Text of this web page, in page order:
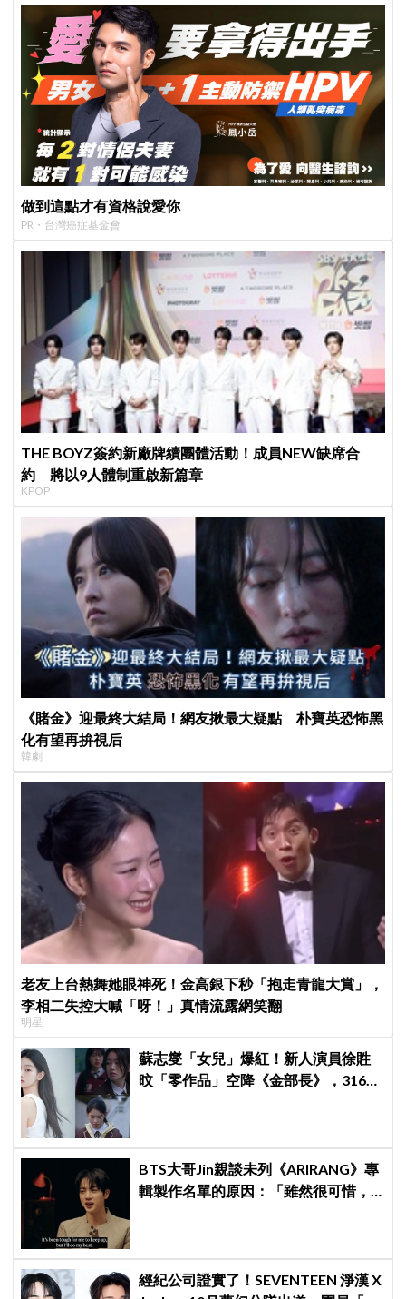
做到這點才有資格說愛你
PR・台灣癌症基金會
THE BOYZ簽約新廠牌續團體活動！成員NEW缺席合
約 將以9人體制重啟新篇章
KPOP
《賭金》迎最終大結局！網友揪最大疑點 朴寶英恐怖黑
化有望再拚視后
韓劇
老友上台熱舞她眼神死！金高銀下秒「抱走青龍大賞」，
李相二失控大喊「呀！」真情流露網笑翻
明星
蘇志燮「女兒」爆紅！新人演員徐貹
旼「零作品」空降《金部長》，316萬
BTS大哥Jin親談未列《ARIRANG》專
輯製作名單的原因：「雖然很可惜，
經紀公司證實了！SEVENTEEN 淨漢 X